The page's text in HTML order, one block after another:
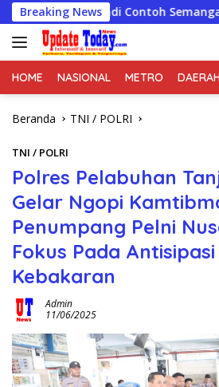
Langsung
ke
konten
Breaking News
Jadi Contoh Semangat Musyawarah,
HOME NASIONAL METRO DAERAH
Beranda TNI / POLRI
TNI / POLRI
Polres Pelabuhan
Gelar Ngopi
Penumpang Pelni
Fokus Pada
Kebakaran
Admin
11/06/2025